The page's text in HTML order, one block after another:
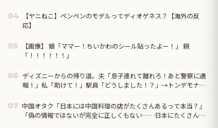
04
【ヤニねこ】ペンペンのモデルってディオゲネス？【海外の反
応】
05
【画像】 娘「ママー！ちいかわのシール貼ったよー！」 親
「！！！！！！」
06 ディズニーからの帰り道。夫「息子連れて離れろ！あと警察に通
報！」私「助けて！」駅員「どうしました！？」→トンデモナイ
07 中国オタク「日本には中国料理の店がたくさんあるって本当？」
「偽の情報ではないが完全に正しくもない……日本にたくさんあ